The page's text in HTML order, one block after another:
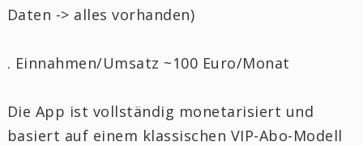
Daten -> alles vorhanden)
. Einnahmen/Umsatz ~100 Euro/Monat
Die App ist vollständig monetarisiert und
basiert auf einem klassischen VIP-Abo-Modell